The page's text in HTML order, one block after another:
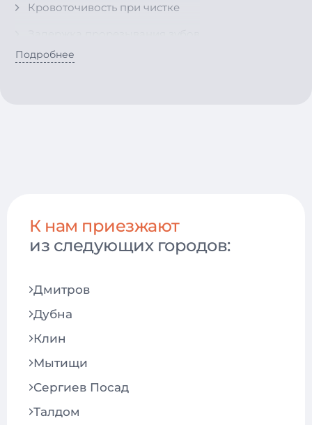
Кровоточивость при чистке
Повышенная чувствительность
Нарушение дикции
Скученность зубов
Подробнее
К нам приезжают
из следующих городов:
Дмитров
Дубна
Клин
Мытищи
Сергиев Посад
Талдом